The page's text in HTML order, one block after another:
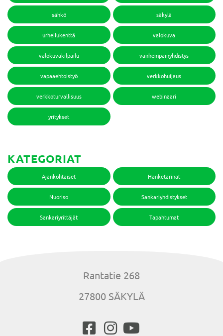
sähkö säkylä
urheilukenttä valokuva
valokuvakilpailu vanhempainyhdistys
vapaaehtoistyö verkkohuijaus
verkkoturvallisuus webinaari
yritykset
KATEGORIAT
Ajankohtaiset Hanketarinat
Nuoriso Sankariyhdistykset
Sankariyrittäjät Tapahtumat
Rantatie 268
27800 SÄKYLÄ